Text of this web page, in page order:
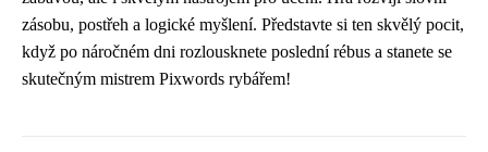
zásobu, postřeh a logické myšlení. Představte si ten skvělý pocit,
když po náročném dni rozlousknete poslední rébus a stanete se
skutečným mistrem Pixwords rybářem!